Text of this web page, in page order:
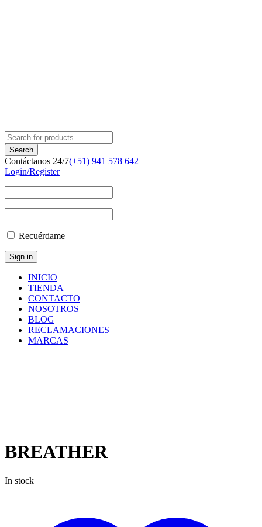
Contáctanos 24/7(+51) 941 578 642
Login/Register
Recuérdame
INICIO
TIENDA
CONTACTO
NOSOTROS
BLOG
RECLAMACIONES
MARCAS
BREATHER
In stock